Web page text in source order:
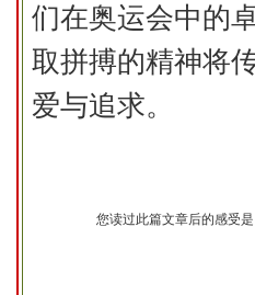
们在奥运会中的
取拼搏的精神将
爱与追求。
您读过此篇文章后的感受是